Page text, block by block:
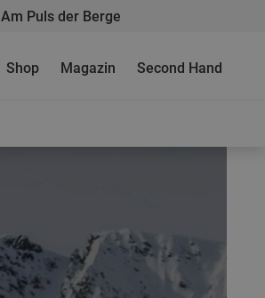
Am Puls der Berge
Shop Magazin Second Hand